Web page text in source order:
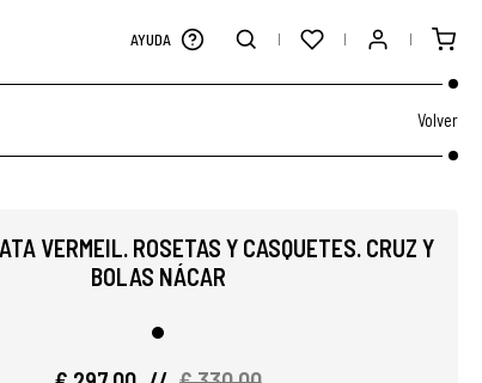
AYUDA
Volver
VERMEIL. ROSETAS Y CASQUETES. CRUZ Y
BOLAS NÁCAR